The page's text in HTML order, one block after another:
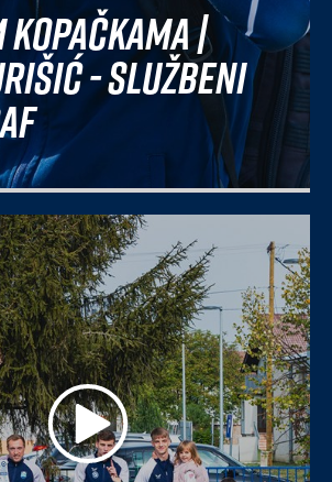
kopačkama |
- službeni